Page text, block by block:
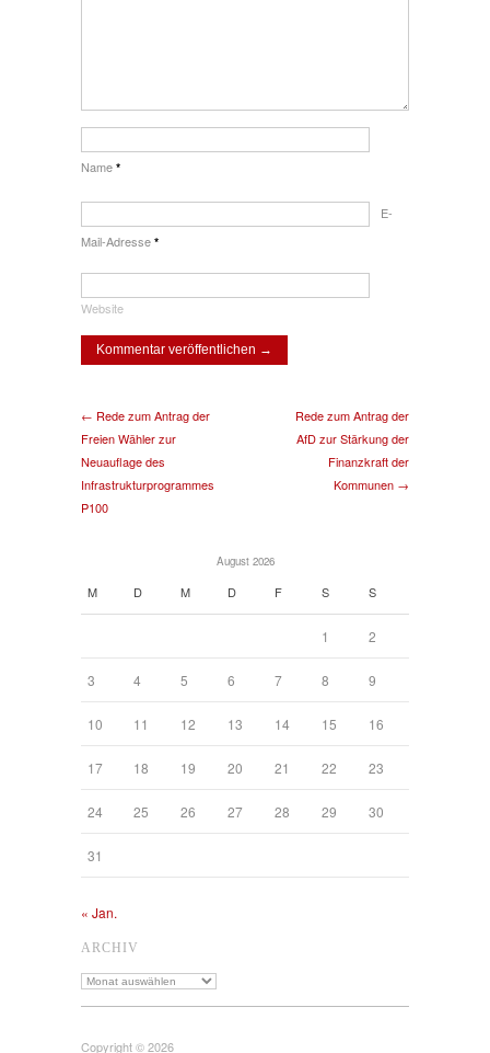
Name *
E-
Mail-Adresse *
Website
← Rede zum Antrag der
Freien Wähler zur
Neuauflage des
Infrastrukturprogrammes
P100
Rede zum Antrag der
AfD zur Stärkung der
Finanzkraft der
Kommunen →
August 2026
M D M D F S S
1 2
3 4 5 6 7 8 9
10 11 12 13 14 15 16
17 18 19 20 21 22 23
24 25 26 27 28 29 30
31
« Jan.
ARCHIV
Archiv
Copyright © 2026